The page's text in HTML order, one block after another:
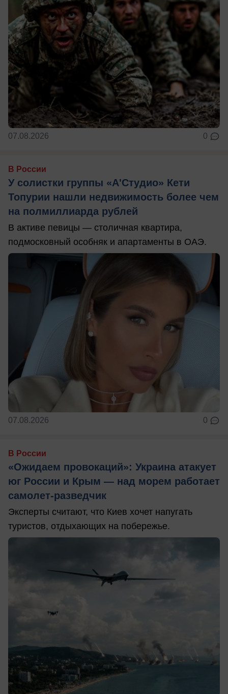
07.08.2026 0
В России
У солистки группы «А'Студио» Кети
Топурии нашли недвижимость более чем
на полмиллиарда рублей
В активе певицы — столичная квартира,
подмосковный особняк и апартаменты в ОАЭ.
07.08.2026 0
В России
«Ожидаем провокаций»: Украина атакует
юг России и Крым — над морем работает
самолет-разведчик
Эксперты считают, что Киев хочет напугать
туристов, отдыхающих на побережье.